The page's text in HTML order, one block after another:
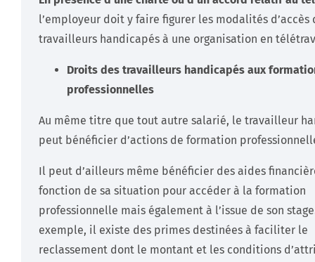
l’employeur doit y faire figurer les modalités d’accès
travailleurs handicapés à une organisation en
Droits des travailleurs handicapés aux
professionnelles
Au même titre que tout autre salarié, le travailleur
peut bénéficier d’actions de formation
Il peut d’ailleurs même bénéficier des aides
fonction de sa situation pour accéder à la formation
professionnelle mais également à l’issue de son
exemple, il existe des primes destinées à faciliter le
reclassement dont le montant et les conditions